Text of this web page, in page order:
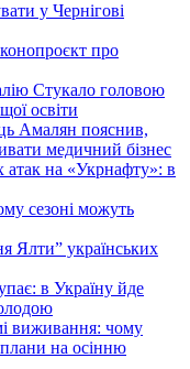
у Чернігові
про
Стукало головою
освіти
Амалян пояснив,
медичний бізнес
на «Укрнафту»: в
сезоні можуть
Ялти” українських
в Україну йде
виживання: чому
плани на осінню